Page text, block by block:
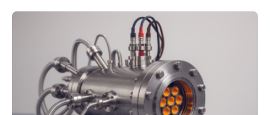
einem „Anschlussstau“. Die Stiftung
Umweltenergierecht hat den Rechtsrahmen in einem
neuen Bericht für die Praxis eingeordnet – inklusive der
Rolle von flexiblen Netzanschlussvereinbarungen. Der
Netzanschluss von Erneuerbare-Energien-Anlagen
(EE-Anlagen) ist entscheidend für die Energiewende.
Denn ohne Anschluss an das Netz kann kein Strom